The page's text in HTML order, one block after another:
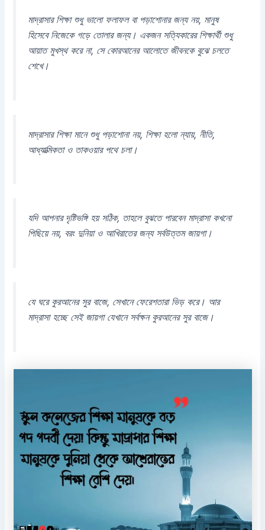
মাদ্রাসার শিক্ষা শুধু ভালো ফলাফল বা পড়াশোনার জন্য নয়, মানুষ
হিসেবে নিজেকে গড়ে তোলার জন্য। একজন সত্যিকারের শিক্ষার্থী শুধু
আয়াত মুখস্থ করে না, সে কোরআনের আলোতে জীবনকে বুঝে চলতে
শেখে।
মাদ্রাসার শিক্ষা মানে শুধু পড়াশোনা নয়, শিক্ষা হলো ন্যায়, নীতি,
আধ্যাত্মিকতা ও তাকওয়ার পথে চলা।
যদি আপনার দৃষ্টিভঙ্গি হয় সঠিক, তাহলে বুঝতে পারবেন মাদ্রাসা কখনো
পিছিয়ে নয়, বরং দুনিয়া ও আখিরাতের জন্য সর্বউত্তম জায়গা।
যে ঘরে কুরআনের সুর বাজে, সেখানে ফেরেশতারা ভিড় করে। আর
মাদ্রাসা হচ্ছে সেই জায়গা যেখানে সর্বক্ষন কুরআনের সুর বাজে।